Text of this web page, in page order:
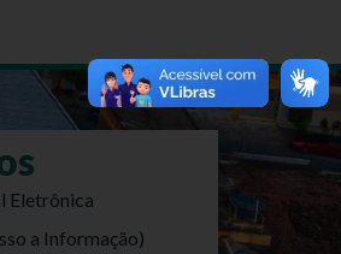
Eletrônica
a Informação)